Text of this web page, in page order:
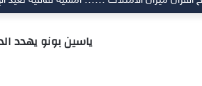
ياسين بونو يهدد